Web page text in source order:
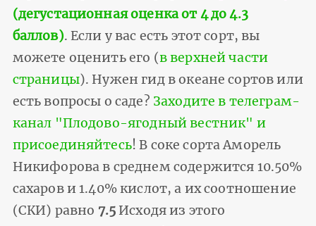
(дегустационная оценка от 4 до 4.3
баллов). Если у вас есть этот сорт, вы
можете оценить его (в верхней части
страницы). Нужен гид в океане сортов или
есть вопросы о саде? Заходите в телеграм-
канал "Плодово-ягодный вестник" и
присоединяйтесь! В соке сорта Аморель
Никифорова в среднем содержится 10.50%
сахаров и 1.40% кислот, а их соотношение
(СКИ) равно 7.5Исходя из этого